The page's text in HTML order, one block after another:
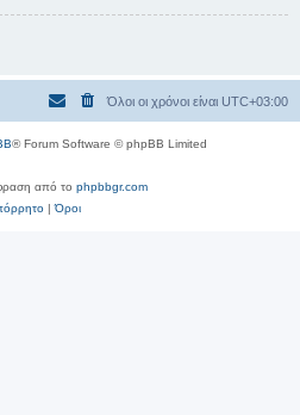
Όλοι οι χρόνοι είναι UTC+03:00
® Forum Software © phpBB Limited
από το phpbbgr.com
|Όροι